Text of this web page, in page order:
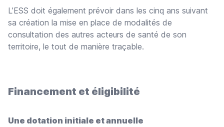
L’ESS doit également prévoir dans les cinq ans suivant
sa création la mise en place de modalités de
consultation des autres acteurs de santé de son
territoire, le tout de manière traçable.
Financement et éligibilité
Une dotation initiale et annuelle